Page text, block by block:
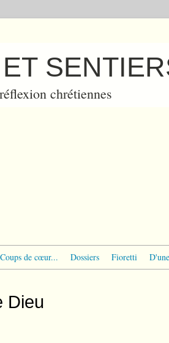
chrétiennes
Coups de cœur... Dossiers Fioretti
Dieu